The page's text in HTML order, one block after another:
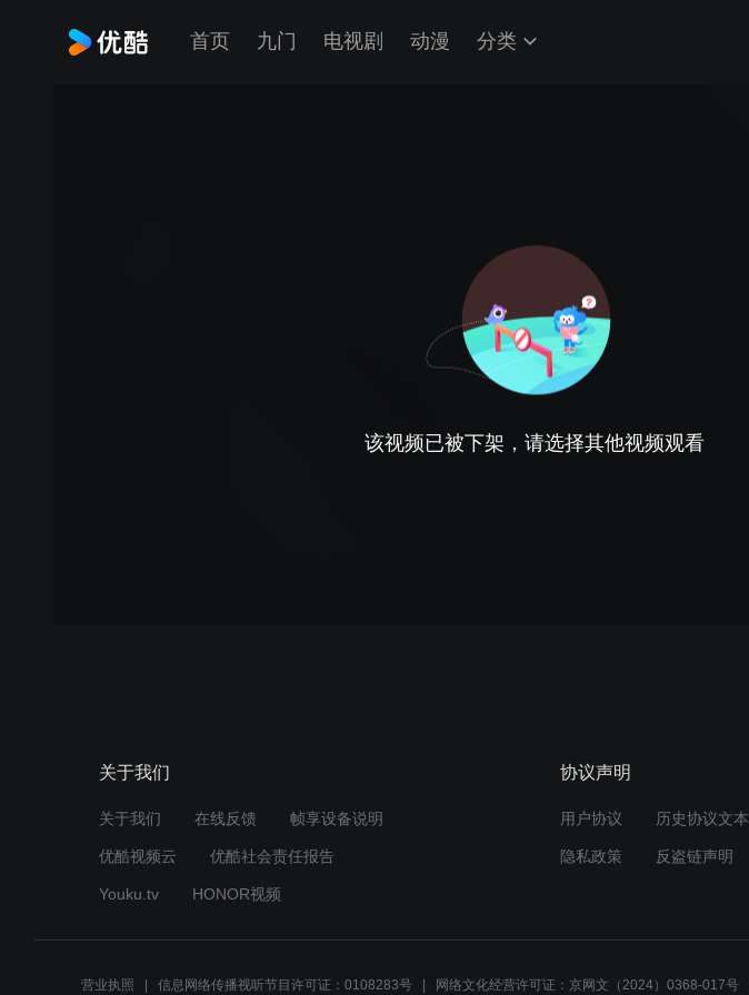
首页 九门 电视剧 动漫 分类
该视频已被下架，请选择其他视频观看
关于我们
关于我们 在线反馈 帧享设备说明
优酷视频云 优酷社会责任报告
Youku.tv HONOR视频
协议声明
用户协议 历史协议文本
隐私政策 反盗链声明
营业执照 信息网络传播视听节目许可证：0108283号 网络文化经营许可证：京网文（2024）0368-017号